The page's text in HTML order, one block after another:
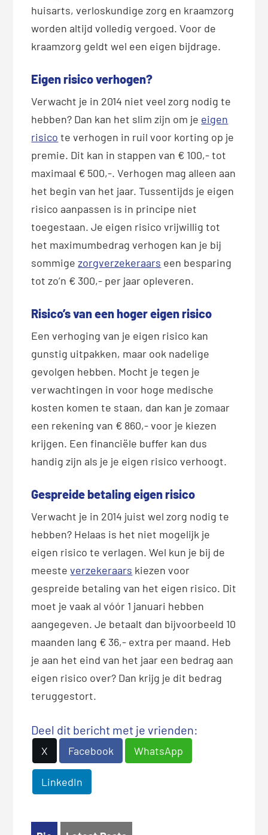
huisarts, verloskundige zorg en kraamzorg
worden altijd volledig vergoed. Voor de
kraamzorg geldt wel een eigen bijdrage.
Eigen risico verhogen?
Verwacht je in 2014 niet veel zorg nodig te
hebben? Dan kan het slim zijn om je eigen
risico te verhogen in ruil voor korting op je
premie. Dit kan in stappen van € 100,- tot
maximaal € 500,-. Verhogen mag alleen aan
het begin van het jaar. Tussentijds je eigen
risico aanpassen is in principe niet
toegestaan. Je eigen risico vrijwillig tot
het maximumbedrag verhogen kan je bij
sommigezorgverzekeraars een besparing
tot zo’n € 300,- per jaar opleveren.
Risico’s van een hoger eigen risico
Een verhoging van je eigen risico kan
gunstig uitpakken, maar ook nadelige
gevolgen hebben. Mocht je tegen je
verwachtingen in voor hoge medische
kosten komen te staan, dan kan je zomaar
een rekening van € 860,- voor je kiezen
krijgen. Een financiële buffer kan dus
handig zijn als je je eigen risico verhoogt.
Gespreide betaling eigen risico
Verwacht je in 2014 juist wel zorg nodig te
hebben? Helaas is het niet mogelijk je
eigen risico te verlagen. Wel kun je bij de
meesteverzekeraars kiezen voor
gespreide betaling van het eigen risico. Dit
moet je vaak al vóór 1 januari hebben
aangegeven. Je betaalt dan bijvoorbeeld 10
maanden lang € 36,- extra per maand. Heb
je aan het eind van het jaar een bedrag aan
eigen risico over? Dan krijg je dit bedrag
teruggestort.
Deel dit bericht met je vrienden:
X Facebook WhatsApp
LinkedIn